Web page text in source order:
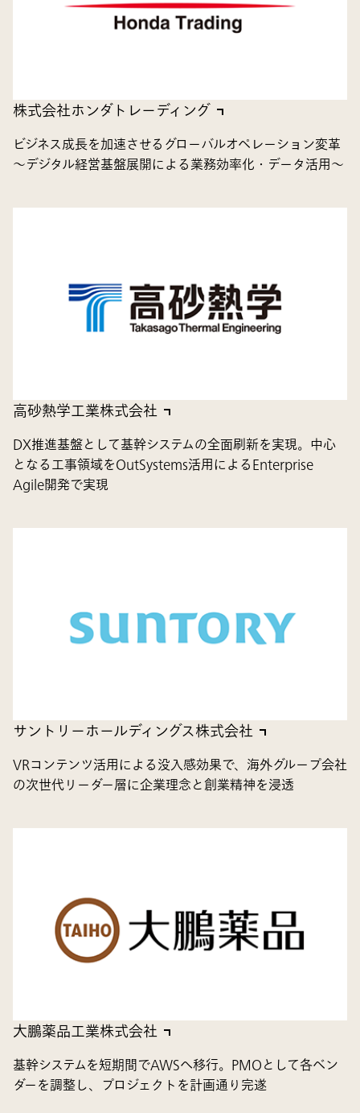
株式会社ホンダトレーディング
ビジネス成長を加速させるグローバルオペレーション変革
～デジタル経営基盤展開による業務効率化・データ活用～
高砂熱学工業株式会社
DX推進基盤として基幹システムの全面刷新を実現。中心
となる工事領域をOutSystems活用によるEnterprise
Agile開発で実現
サントリーホールディングス株式会社
VRコンテンツ活用による没入感効果で、海外グループ会社
の次世代リーダー層に企業理念と創業精神を浸透
大鵬薬品工業株式会社
基幹システムを短期間でAWSへ移行。PMOとして各ベン
ダーを調整し、プロジェクトを計画通り完遂